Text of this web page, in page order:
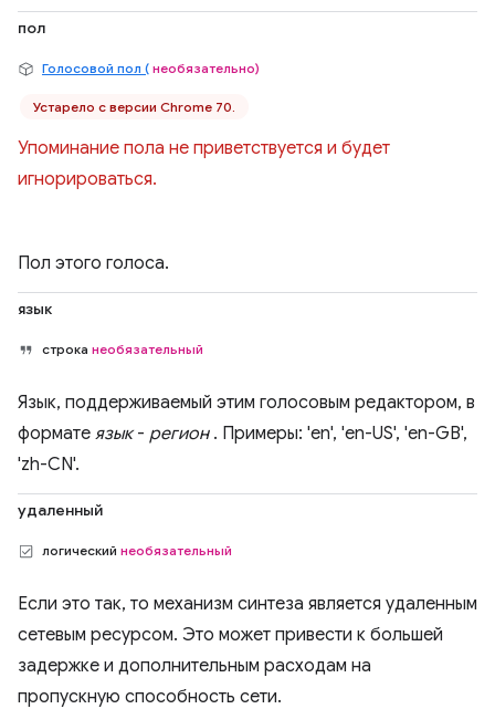
пол
Голосовой пол ( необязательно)
Устарело с версии Chrome 70.
Упоминание пола не приветствуется и будет
игнорироваться.
Пол этого голоса.
язык
строка необязательный
Язык, поддерживаемый этим голосовым редактором, в
формате язык- регион. Примеры: 'en', 'en-US', 'en-GB',
'zh-CN'.
удаленный
логический необязательный
Если это так, то механизм синтеза является удаленным
сетевым ресурсом. Это может привести к большей
задержке и дополнительным расходам на
пропускную способность сети.